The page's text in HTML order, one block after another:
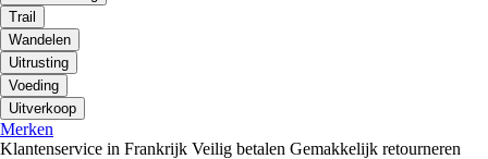
Trail
Wandelen
Uitrusting
Voeding
Uitverkoop
Merken
Klantenservice in Frankrijk Veilig betalen Gemakkelijk retourneren